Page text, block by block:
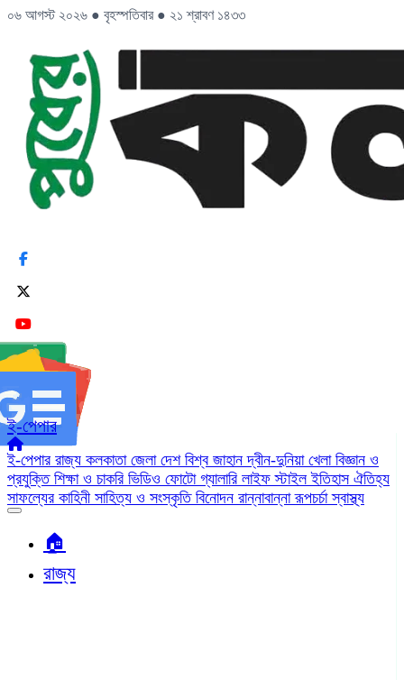
০৬ আগস্ট ২০২৬ ● বৃহস্পতিবার ● ২১ শ্রাবণ ১৪৩৩
ই-পেপার
ই-পেপার রাজ্য কলকাতা জেলা দেশ বিশ্ব জাহানদ্বীন-দুনিয়া খেলা বিজ্ঞান ও
প্রযুক্তি শিক্ষা ও চাকরি ভিডিও ফোটো গ্যালারি লাইফ স্টাইলইতিহাস ঐতিহ্য
সাফল্যের কাহিনী সাহিত্য ও সংস্কৃতি বিনোদন রান্নাবান্নারূপচর্চাস্বাস্থ্য
🏠︎
রাজ্য